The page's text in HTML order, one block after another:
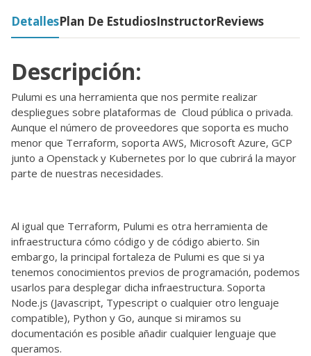
DetallesPlan De EstudiosInstructorReviews
Descripción:
Pulumi es una herramienta que nos permite realizar
despliegues sobre plataformas de Cloud pública o privada.
Aunque el número de proveedores que soporta es mucho
menor que Terraform, soporta AWS, Microsoft Azure, GCP
junto a Openstack y Kubernetes por lo que cubrirá la mayor
parte de nuestras necesidades.
Al igual que Terraform, Pulumi es otra herramienta de
infraestructura cómo código y de código abierto. Sin
embargo, la principal fortaleza de Pulumi es que si ya
tenemos conocimientos previos de programación, podemos
usarlos para desplegar dicha infraestructura. Soporta
Node.js (Javascript, Typescript o cualquier otro lenguaje
compatible), Python y Go, aunque si miramos su
documentación es posible añadir cualquier lenguaje que
queramos.